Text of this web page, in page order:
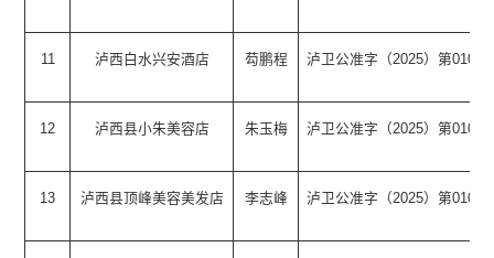
11 泸西白水兴安酒店 芶鹏程 泸卫公准字（2025）第0103
12 泸西县小朱美容店 朱玉梅 泸卫公准字（2025）第0104
13 泸西县顶峰美容美发店 李志峰 泸卫公准字（2025）第0109